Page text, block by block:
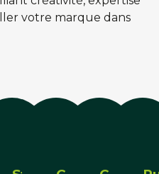
votre marque dans